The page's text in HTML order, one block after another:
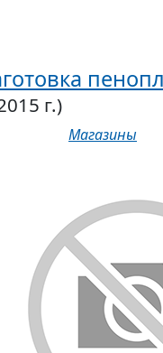
г.)
Магазины